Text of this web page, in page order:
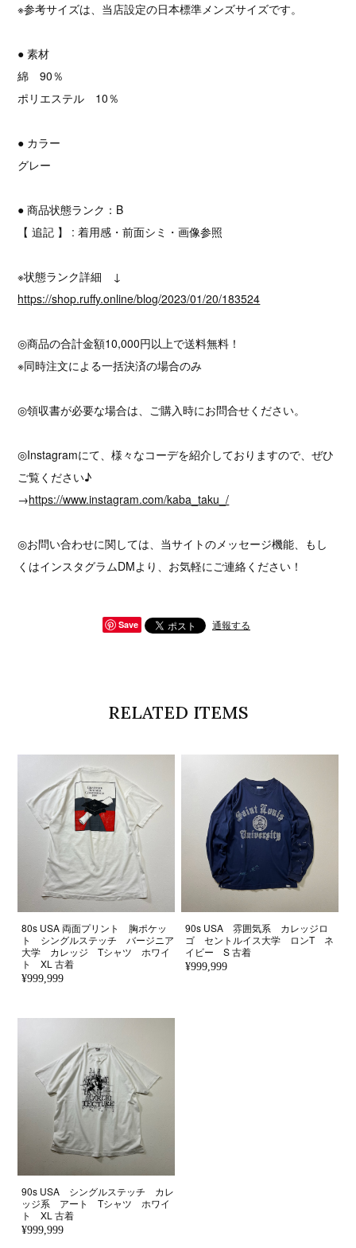
※参考サイズは、当店設定の日本標準メンズサイズです。
● 素材
綿 90％
ポリエステル 10％
● カラー
グレー
● 商品状態ランク：B
【 追記 】 : 着用感・前面シミ・画像参照
※状態ランク詳細 ↓
https://shop.ruffy.online/blog/2023/01/20/183524
◎商品の合計金額10,000円以上で送料無料！
※同時注文による一括決済の場合のみ
◎領収書が必要な場合は、ご購入時にお問合せください。
◎Instagramにて、様々なコーデを紹介しておりますので、ぜひ
ご覧ください♪
→https://www.instagram.com/kaba_taku_/
◎お問い合わせに関しては、当サイトのメッセージ機能、もし
くはインスタグラムDMより、お気軽にご連絡ください！
Save 通報する
RELATED ITEMS
80s USA 両面プリント 胸ポケッ
ト シングルステッチ バージニア
大学 カレッジ Tシャツ ホワイ
ト XL 古着
¥999,999
90s USA 雰囲気系 カレッジロ
ゴ セントルイス大学 ロンT ネ
イビー S 古着
¥999,999
90s USA シングルステッチ カレ
ッジ系 アート Tシャツ ホワイ
ト XL 古着
¥999,999